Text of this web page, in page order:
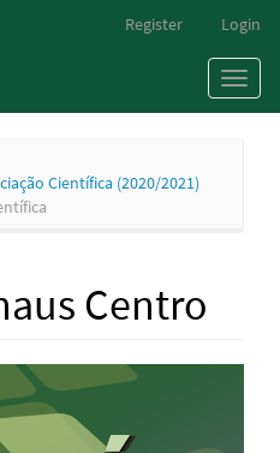
Register Login
Toggle
Científica (2020/2021)
Centro